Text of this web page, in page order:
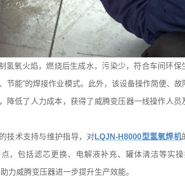
氢氧火焰，燃烧后生成水，污染少，符合车间环保
能”的焊接作业模式。此外，该设备操作简便、
低了人力成本，获得了威腾变压器一线操作人员
技术支持与维护指导，对LQJN-H8000型氢氧焊机
，包括滤芯更换、电解液补充、罐体清洁等实
力威腾变压器进一步提升生产效能。